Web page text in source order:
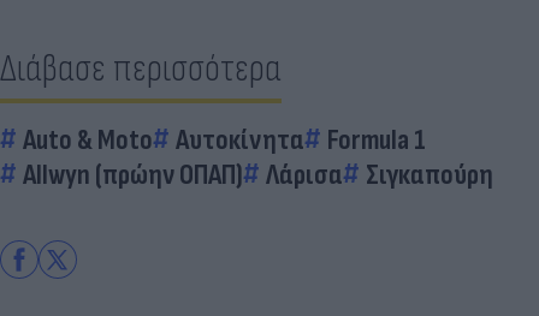
Διάβασε περισσότερα
Auto & Moto Αυτοκίνητα
Formula 1
Allwyn (πρώην ΟΠΑΠ)
Λάρισα Σιγκαπούρη